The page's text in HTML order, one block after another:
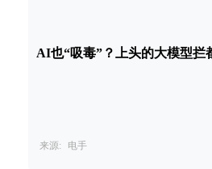
AI也“吸毒”？上头的大模型拦
来源: 电手